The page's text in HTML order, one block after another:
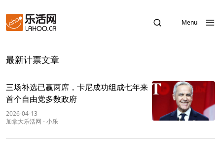
Menu
最新计票文章
三场补选已赢两席，卡尼成功组成七年来
首个自由党多数政府
2026-04-13
加拿大乐活网 -小乐